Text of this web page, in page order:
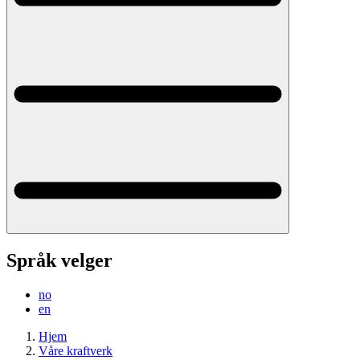
Språk velger
no
en
Hjem
Våre kraftverk